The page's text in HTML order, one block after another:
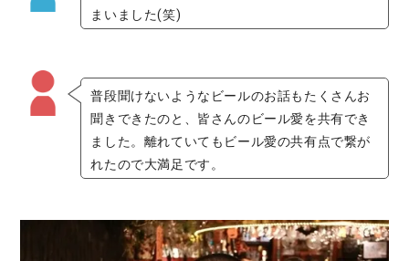
まいました(笑)
普段聞けないようなビールのお話もたくさんお
聞きできたのと、皆さんのビール愛を共有でき
ました。離れていてもビール愛の共有点で繋が
れたので大満足です。